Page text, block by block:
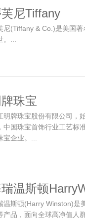
尼Tiffany
尼(Tiffany & Co.)是美国
。...
珠宝
明牌珠宝股份有限公司，
中国珠宝首饰行业工艺标
宝企业。...
温斯顿
温斯顿(Harry Winston)是
产品，面向全球高净值人